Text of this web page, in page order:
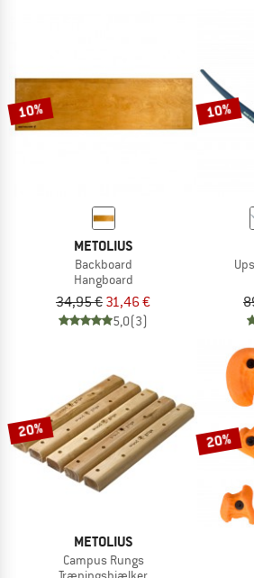
10%
METOLIUS
Backboard
Hangboard
34,95 € 31,46 €
5,0(3)
10%
20%
METOLIUS
Campus Rungs
20%